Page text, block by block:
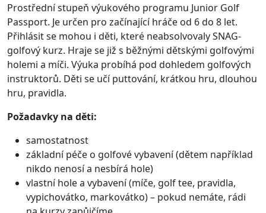
Prostřední stupeň výukového programu Junior Golf
Passport. Je určen pro začínající hráče od 6 do 8 let.
Přihlásit se mohou i děti, které neabsolvovaly SNAG-
golfový kurz. Hraje se již s běžnými dětskými golfovými
holemi a míči. Výuka probíhá pod dohledem golfových
instruktorů. Děti se učí puttování, krátkou hru, dlouhou
hru, pravidla.
Požadavky na děti:
samostatnost
základní péče o golfové vybavení (dětem například
nikdo nenosí a nesbírá hole)
vlastní hole a vybavení (míče, golf tee, pravidla,
vypichovátko, markovátko) – pokud nemáte, rádi